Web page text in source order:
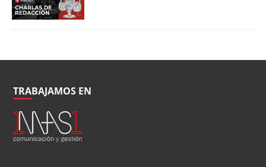
TRABAJAMOS EN